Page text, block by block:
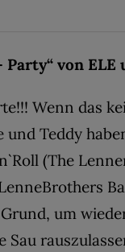
Party“ von ELE
Wenn das
und Teddy
(The
um
Sau